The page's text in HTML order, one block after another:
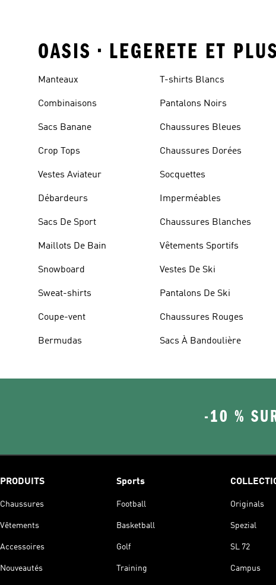
OASIS • LEGERETE ET
Manteaux
Combinaisons
Sacs Banane
Crop Tops
Vestes Aviateur
Débardeurs
Sacs De Sport
Maillots De Bain
Snowboard
Sweat-shirts
Coupe-vent
Bermudas
T-shirts Blancs
Pantalons Noirs
Chaussures Bleues
Chaussures Dorées
Socquettes
Imperméables
Chaussures Blanches
Vêtements Sportifs
Vestes De Ski
Pantalons De Ski
Chaussures Rouges
Sacs À Bandoulière
-10 %
PRODUITS
Chaussures
Vêtements
Accessoires
Nouveautés
Sports
Football
Basketball
Golf
Training
Originals
Spezial
SL 72
Campus